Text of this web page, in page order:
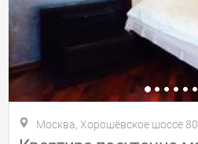
Москва, Хорошёвское шоссе 80